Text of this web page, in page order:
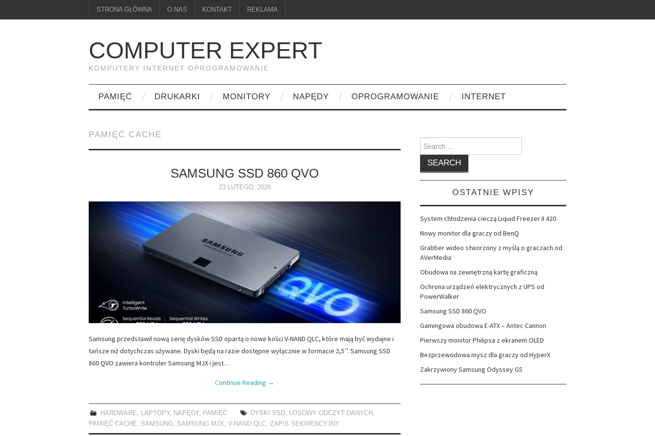
STRONA GŁÓWNA O NAS KONTAKT REKLAMA
COMPUTER EXPERT
KOMPUTERY INTERNET OPROGRAMOWANIE
PAMIĘĆ DRUKARKI MONITORY NAPĘDY OPROGRAMOWANIE INTERNET
PAMIĘĆ CACHE
SAMSUNG SSD 860 QVO
23 LUTEGO, 2026
Samsung przedstawił nową serię dysków SSD opartą o nowe kości V-NAND QLC, które mają być wydajne i
tańsze niż dotychczas używane. Dyski będą na razie dostępne wyłącznie w formacie 2,5’’. Samsung SSD
860 QVO zawiera kontroler Samsung MJX i jest…
Continue Reading →
HARDWARE LAPTOPY, NAPĘDY, PAMIĘĆ DYSKI SSD LOSOWY ODCZYT DANYCH
PAMIĘĆ CACHE
SAMSUNG SAMSUNG MJX V-NAND QLC ZAPIS SEKWENCYJNY
Search
for:
OSTATNIE WPISY
System chłodzenia cieczą Liquid Freezer II 420
Nowy monitor dla graczy od BenQ
Grabber wideo stworzony z myślą o graczach od
AVerMedia
Obudowa na zewnętrzną kartę graficzną
Ochrona urządzeń elektrycznych z UPS od
PowerWalker
Samsung SSD 860 QVO
Gamingowa obudowa E-ATX – Antec Cannon
Pierwszy monitor Philipsa z ekranem OLED
Bezprzewodowa mysz dla graczy od HyperX
Zakrzywiony Samsung Odyssey G5